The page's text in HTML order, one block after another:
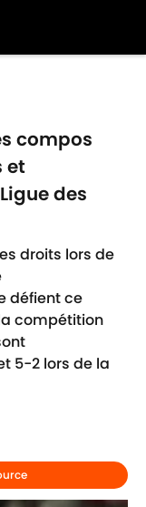
compos
et
des
droits lors de
défient ce
compétition
5-2 lors de la